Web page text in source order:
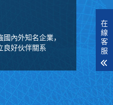
內外知名企業，
良好伙伴關系
在
線
客
服